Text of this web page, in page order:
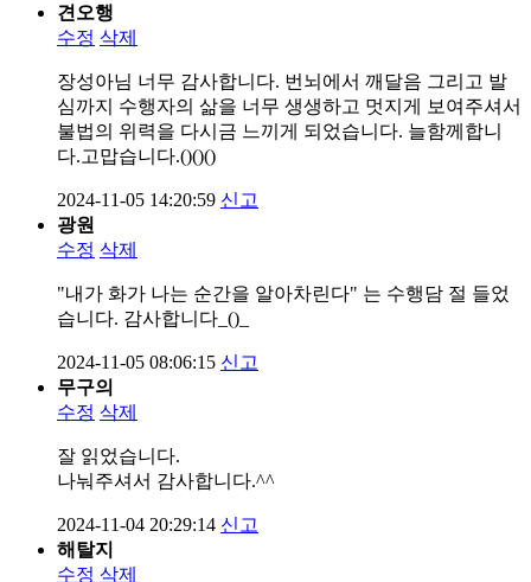
견오행
수정 삭제
장성아님 너무 감사합니다. 번뇌에서 깨달음 그리고 발
심까지 수행자의 삶을 너무 생생하고 멋지게 보여주셔서
불법의 위력을 다시금 느끼게 되었습니다. 늘함께합니
다.고맙습니다.()()()
2024-11-05 14:20:59 신고
광원
수정 삭제
"내가 화가 나는 순간을 알아차린다" 는 수행담 절 들었
습니다. 감사합니다_()_
2024-11-05 08:06:15 신고
무구의
수정 삭제
잘 읽었습니다.
나눠주셔서 감사합니다.^^
2024-11-04 20:29:14 신고
해탈지
수정 삭제